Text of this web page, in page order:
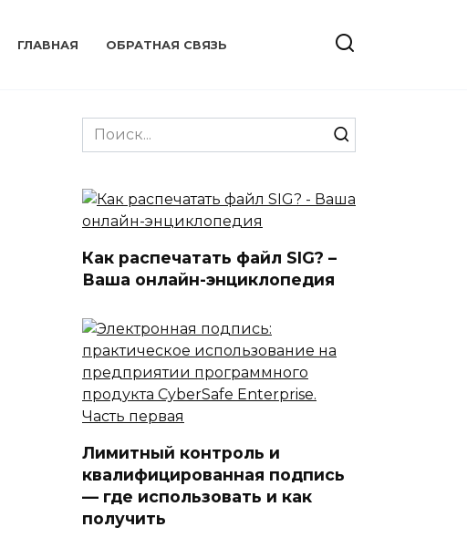
ГЛАВНАЯ ОБРАТНАЯ СВЯЗЬ
Search
for:
Как распечатать файл SIG? –
Ваша онлайн-энциклопедия
Лимитный контроль и
квалифицированная подпись
— где использовать и как
получить